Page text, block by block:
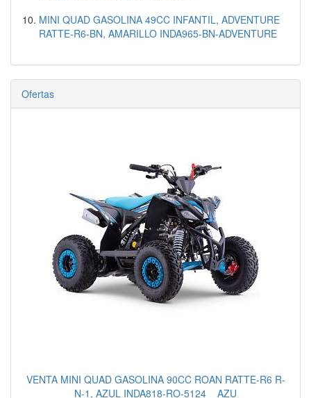
MINI QUAD GASOLINA 49CC INFANTIL, ADVENTURE
RATTE-R6-BN, AMARILLO INDA965-BN-ADVENTURE
Ofertas
VENTA MINI QUAD GASOLINA 90CC ROAN RATTE-R6 R-
N-1, AZUL INDA818-RO-5124__AZU